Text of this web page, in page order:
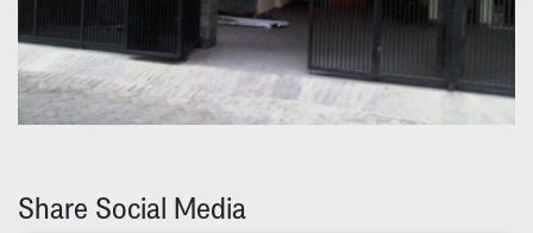
Share Social Media